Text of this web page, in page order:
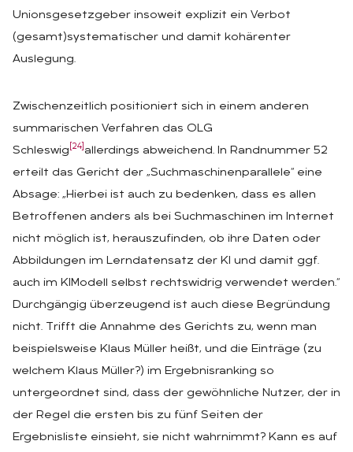
Unionsgesetzgeber insoweit explizit ein Verbot
(gesamt)systematischer und damit kohärenter
Auslegung.
Zwischenzeitlich positioniert sich in einem anderen
summarischen Verfahren das OLG
Schleswig [24] allerdings abweichend. In Randnummer 52
erteilt das Gericht der „Suchmaschinenparallele“ eine
Absage: „Hierbei ist auch zu bedenken, dass es allen
Betroffenen anders als bei Suchmaschinen im Internet
nicht möglich ist, herauszufinden, ob ihre Daten oder
Abbildungen im Lerndatensatz der KI und damit ggf.
auch im KIModell selbst rechtswidrig verwendet werden.“
Durchgängig überzeugend ist auch diese Begründung
nicht. Trifft die Annahme des Gerichts zu, wenn man
beispielsweise Klaus Müller heißt, und die Einträge (zu
welchem Klaus Müller?) im Ergebnisranking so
untergeordnet sind, dass der gewöhnliche Nutzer, der in
der Regel die ersten bis zu fünf Seiten der
Ergebnisliste einsieht, sie nicht wahrnimmt? Kann es auf